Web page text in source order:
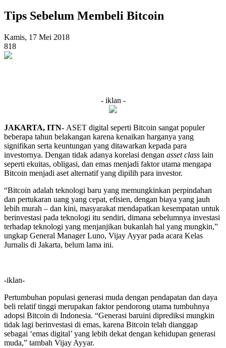
Tips Sebelum Membeli Bitcoin
Kamis, 17 Mei 2018
818
- iklan -
JAKARTA, ITN- ASET digital seperti Bitcoin sangat populer
beberapa tahun belakangan karena kenaikan harganya yang
signifikan serta keuntungan yang ditawarkan kepada para
investornya. Dengan tidak adanya korelasi dengan asset class lain
seperti ekuitas, obligasi, dan emas menjadi faktor utama mengapa
Bitcoin menjadi aset alternatif yang dipilih para investor.
“Bitcoin adalah teknologi baru yang memungkinkan perpindahan
dan pertukaran uang yang cepat, efisien, dengan biaya yang jauh
lebih murah – dan kini, masyarakat mendapatkan kesempatan untuk
berinvestasi pada teknologi itu sendiri, dimana sebelumnya investasi
terhadap teknologi yang menjanjikan bukanlah hal yang mungkin,”
ungkap General Manager Luno, Vijay Ayyar pada acara Kelas
Jurnalis di Jakarta, belum lama ini.
-iklan-
Pertumbuhan populasi generasi muda dengan pendapatan dan daya
beli relatif tinggi merupakan faktor pendorong utama tumbuhnya
adopsi Bitcoin di Indonesia. “Generasi baruini diprediksi mungkin
tidak lagi berinvestasi di emas, karena Bitcoin telah dianggap
sebagai ‘emas digital’ yang lebih dekat dengan kehidupan generasi
muda,” tambah Vijay Ayyar.